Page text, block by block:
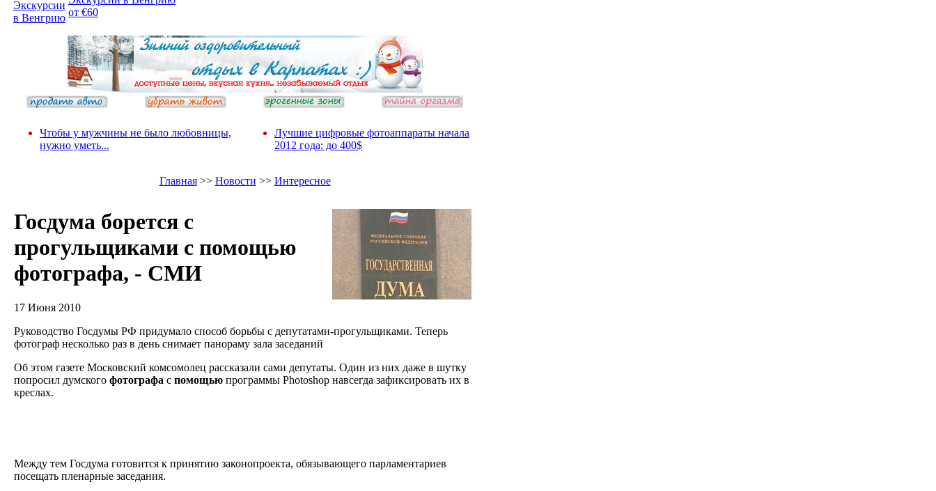
от €60
Чтобы у мужчины не было любовницы,
нужно уметь...
Лучшие цифровые фотоаппараты начала
2012 года: до 400$
Главная>> Новости >> Интересное
Госдума борется с
прогульщиками с помощью
фотографа, - СМИ
17 Июня 2010
Руководство Госдумы РФ придумало способ борьбы с депутатами-прогульщиками. Теперь
фотограф несколько раз в день снимает панораму зала заседаний
Об этом газете Московский комсомолец рассказали сами депутаты. Один из них даже в шутку
попросил думского фотографа с помощью программы Photoshop навсегда зафиксировать их в
креслах.
Между тем Госдума готовится к принятию законопроекта, обязывающего парламентариев
посещать пленарные заседания.